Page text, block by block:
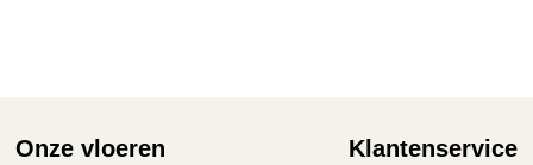
op
Onze vloeren Klantenservice